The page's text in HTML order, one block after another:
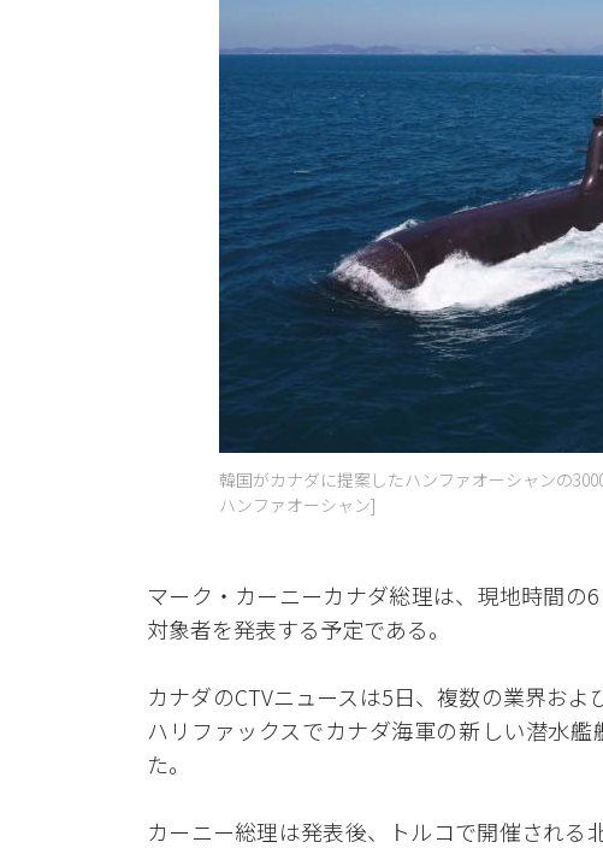
韓国がカナダに提案したハンファオーシャンの
ハンファオーシャン]
マーク・カーニーカナダ総理は、現地時間
対象者を発表する予定である。
カナダのCTVニュースは5日、複数の業界お
ハリファックスでカナダ海軍の新しい潜水
た。
カーニー総理は発表後、トルコで開催される